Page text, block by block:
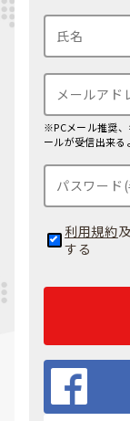
※PCメール推奨、
ールが受信出来る
利用規約
する